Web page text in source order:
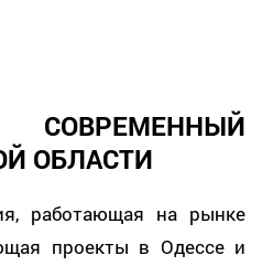
ОБЛАСТИ
работающая на рынке
проекты в Одессе и